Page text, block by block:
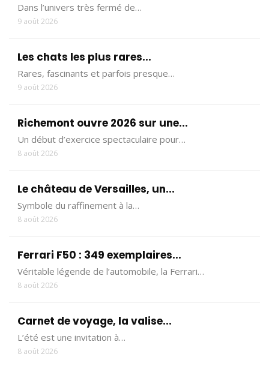
Dans l’univers très fermé de…
9 août 2026
Les chats les plus rares...
Rares, fascinants et parfois presque…
9 août 2026
Richemont ouvre 2026 sur une...
Un début d’exercice spectaculaire pour…
8 août 2026
Le château de Versailles, un...
Symbole du raffinement à la…
8 août 2026
Ferrari F50 : 349 exemplaires...
Véritable légende de l’automobile, la Ferrari…
8 août 2026
Carnet de voyage, la valise...
L’été est une invitation à…
8 août 2026